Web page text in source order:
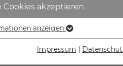
IN DEN
Lieferzeit
Cookies akzeptieren
für grundlegende Funktionen der
anzeigen
Impressum